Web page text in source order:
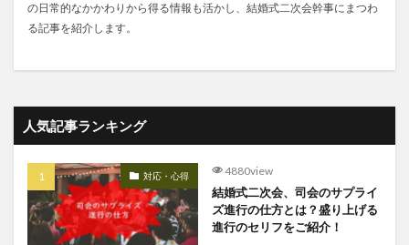
の日常的なかかわりから得る情報も活かし、結婚式二次会幹事にまつわ
る記事を紹介します。
人気記事ランキング
対応・心得 4880view
結婚式二次会、司会のサプライ
ズ進行の仕方とは？盛り上げる
進行のセリフをご紹介！